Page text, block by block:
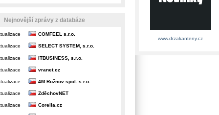
Nejnovější zprávy z databáze
COMFEEL s.r.o.
SELECT SYSTEM, s.r.o.
ITBUSINESS, s.r.o.
vranet.cz
4M Rožnov spol. s r.o.
ZděchovNET
Corelia.cz
www.drzakanteny.cz